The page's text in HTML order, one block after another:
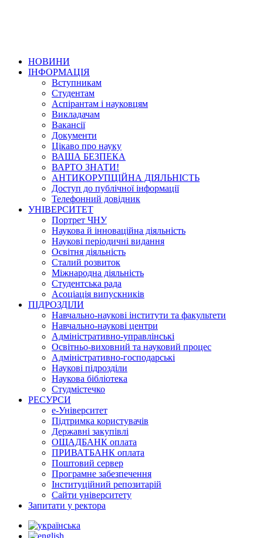
НОВИНИ
ІНФОРМАЦІЯ
Вступникам
Студентам
Аспірантам і науковцям
Викладачам
Вакансії
Документи
Цікаво про науку
ВАША БЕЗПЕКА
ВАРТО ЗНАТИ!
АНТИКОРУПЦІЙНА ДІЯЛЬНІСТЬ
Доступ до публічної інформації
Телефонний довідник
УНІВЕРСИТЕТ
Портрет ЧНУ
Наукова й інноваційна діяльність
Наукові періодичні видання
Освітня діяльність
Сталий розвиток
Міжнародна діяльність
Студентська рада
Асоціація випускників
ПІДРОЗДІЛИ
Навчально-наукові інститути та факультети
Навчально-наукові центри
Адміністративно-управлінські
Освітньо-виховний та науковий процес
Адміністративно-господарські
Наукові підрозділи
Наукова бібліотека
Студмістечко
РЕСУРСИ
е-Університет
Підтримка користувачів
Державні закупівлі
ОЩАДБАНК оплата
ПРИВАТБАНК оплата
Поштовий сервер
Програмне забезпечення
Інституційний репозитарій
Сайти університету
Запитати у ректора